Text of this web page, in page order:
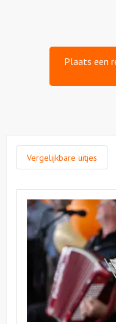
Plaats een
Vergelijkbare uitjes
Smartlappen
Workshop